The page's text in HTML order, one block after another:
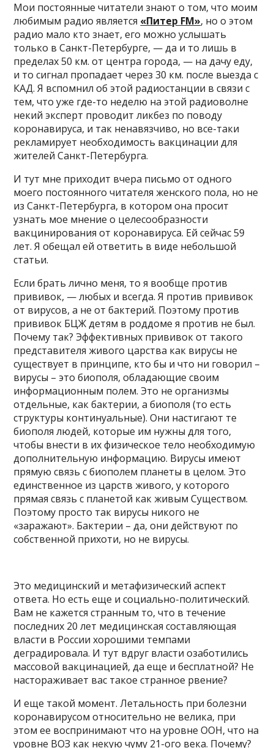
Мои постоянные читатели знают о том, что моим
любимым радио является «Питер FM», но о этом
радио мало кто знает, его можно услышать
только в Санкт-Петербурге, — да и то лишь в
пределах 50 км. от центра города, — на дачу еду,
и то сигнал пропадает через 30 км. после выезда с
КАД. Я вспомнил об этой радиостанции в связи с
тем, что уже где-то неделю на этой радиоволне
некий эксперт проводит ликбез по поводу
коронавируса, и так ненавязчиво, но все-таки
рекламирует необходимость вакцинации для
жителей Санкт-Петербурга.
И тут мне приходит вчера письмо от одного
моего постоянного читателя женского пола, но не
из Санкт-Петербурга, в котором она просит
узнать мое мнение о целесообразности
вакцинирования от коронавируса. Ей сейчас 59
лет. Я обещал ей ответить в виде небольшой
статьи.
Если брать лично меня, то я вообще против
прививок, — любых и всегда. Я против прививок
от вирусов, а не от бактерий. Поэтому против
прививок БЦЖ детям в роддоме я против не был.
Почему так? Эффективных прививок от такого
представителя живого царства как вирусы не
существует в принципе, кто бы и что ни говорил –
вирусы – это биополя, обладающие своим
информационным полем. Это не организмы
отдельные, как бактерии, а биополя (то есть
структуры континуальные). Они настигают те
биополя людей, которые им нужны для того,
чтобы внести в их физическое тело необходимую
дополнительную информацию. Вирусы имеют
прямую связь с биополем планеты в целом. Это
единственное из царств живого, у которого
прямая связь с планетой как живым Существом.
Поэтому просто так вирусы никого не
«заражают». Бактерии – да, они действуют по
собственной прихоти, но не вирусы.
Это медицинский и метафизический аспект
ответа. Но есть еще и социально-политический.
Вам не кажется странным то, что в течение
последних 20 лет медицинская составляющая
власти в России хорошими темпами
деградировала. И тут вдруг власти озаботились
массовой вакцинацией, да еще и бесплатной? Не
настораживает вас такое странное рвение?
И еще такой момент. Летальность при болезни
коронавирусом относительно не велика, при
этом ее воспринимают что на уровне ООН, что на
уровне ВОЗ как некую чуму 21-ого века. Почему?